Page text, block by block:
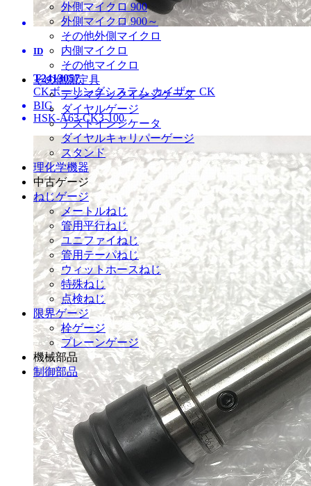
外側マイクロ 900
外側マイクロ 900～
その他外側マイクロ
内側マイクロ
その他マイクロ
その他測定具
デジマチックインジケータ
ダイヤルゲージ
テストインジケータ
ダイヤルキャリパーゲージ
スタンド
理化学機器
中古ゲージ
ねじゲージ
メートルねじ
管用平行ねじ
ユニファイねじ
管用テーパねじ
ウィットホースねじ
特殊ねじ
点検ねじ
限界ゲージ
栓ゲージ
プレーンゲージ
機械部品
制御部品
ID
T2413057
CKボーリングシステム カイザー CK
BIG
HSK-A63-CK3-100